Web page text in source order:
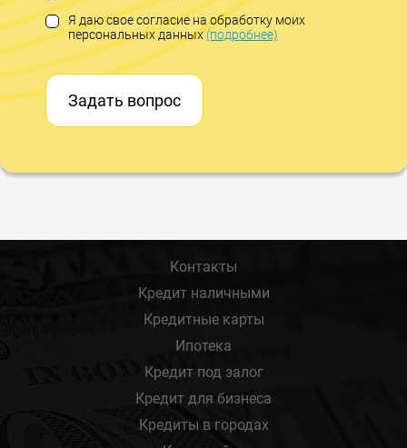
Я даю свое согласие на обработку моих
персональных данных(подробнее)
Задать вопрос
Контакты
Кредит наличными
Кредитные карты
Ипотека
Кредит под залог
Кредит для бизнеса
Кредиты в городах